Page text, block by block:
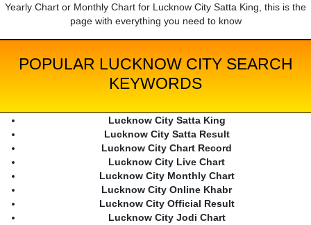
Yearly Chart or Monthly Chart for Lucknow City Satta King, this is the
page with everything you need to know
POPULAR LUCKNOW CITY SEARCH
KEYWORDS
Lucknow City Satta King
Lucknow City Satta Result
Lucknow City Chart Record
Lucknow City Live Chart
Lucknow City Monthly Chart
Lucknow City Online Khabr
Lucknow City Official Result
Lucknow City Jodi Chart